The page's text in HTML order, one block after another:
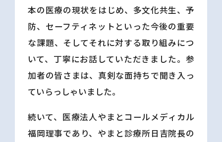
本の医療の現状をはじめ、多文化共生、予
防、セーフティネットといった今後の重要
な課題、そしてそれに対する取り組みにつ
いて、丁寧にお話していただきました。参
加者の皆さまは、真剣な面持ちで聞き入っ
ていらっしゃいました。
続いて、医療法人やまとコールメディカル
福岡理事であり、やまと診療所日吉院長の